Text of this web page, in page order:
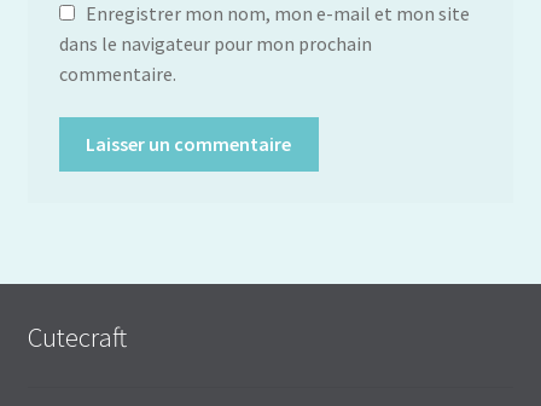
Enregistrer mon nom, mon e-mail et mon site
dans le navigateur pour mon prochain
commentaire.
Cutecraft